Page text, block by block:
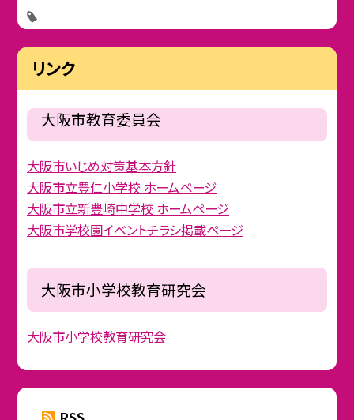
リンク
大阪市教育委員会
大阪市いじめ対策基本方針
大阪市立豊仁小学校 ホームページ
大阪市立新豊崎中学校 ホームページ
大阪市学校園イベントチラシ掲載ページ
大阪市小学校教育研究会
大阪市小学校教育研究会